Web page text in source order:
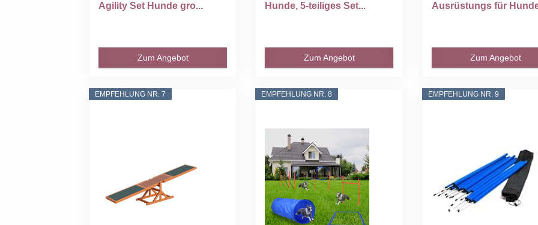
Agility Set Hunde gro...
Zum Angebot
Hunde, 5-teiliges Set...
Zum Angebot
Ausrüstungs für
Zum Angebot
EMPFEHLUNG NR. 7 EMPFEHLUNG NR. 8 EMPFEHLUNG NR. 9